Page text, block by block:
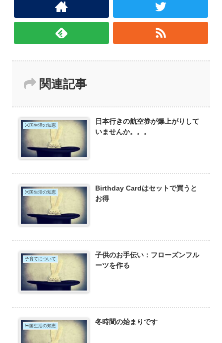
関連記事
米国生活の知恵
日本行きの航空券が爆上がりして
いませんか。。。
米国生活の知恵
Birthday Cardはセットで買うと
お得
子育てについて
子供のお手伝い：フローズンフル
ーツを作る
米国生活の知恵 冬時間の始まりです